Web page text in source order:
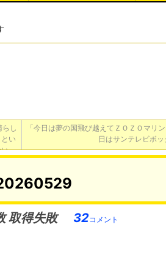
し
い
「今日は夢の国飛び越えてＺＯＺＯマリ
日はサンテレビボ
取得失敗 32コメント